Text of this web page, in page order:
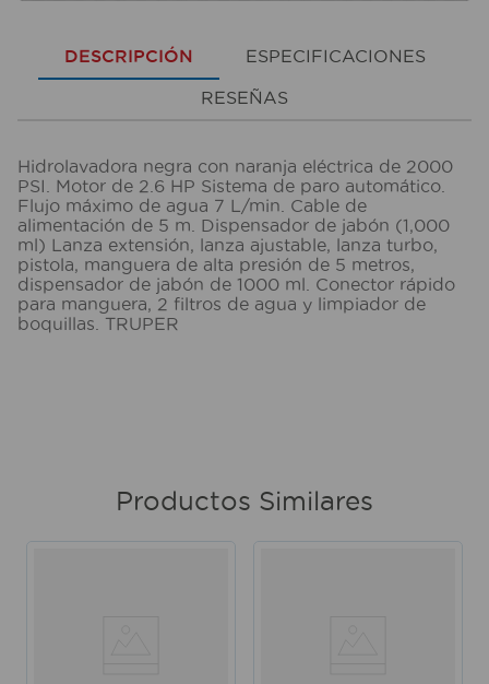
DESCRIPCIÓN ESPECIFICACIONES
RESEÑAS
Hidrolavadora negra con naranja eléctrica de 2000
PSI. Motor de 2.6 HP Sistema de paro automático.
Flujo máximo de agua 7 L/min. Cable de
alimentación de 5 m. Dispensador de jabón (1,000
ml) Lanza extensión, lanza ajustable, lanza turbo,
pistola, manguera de alta presión de 5 metros,
dispensador de jabón de 1000 ml. Conector rápido
para manguera, 2 filtros de agua y limpiador de
boquillas. TRUPER
Productos Similares